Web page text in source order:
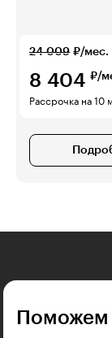
24 009 ₽/мес.
8 404 ₽/
Рассрочка на 10
Поможем